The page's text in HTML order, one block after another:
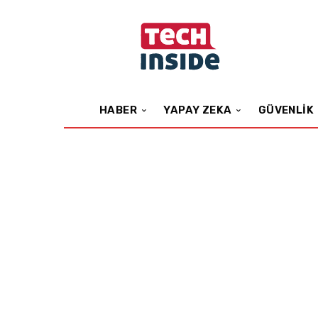
HABER YAPAY ZEKA GÜVENLIK